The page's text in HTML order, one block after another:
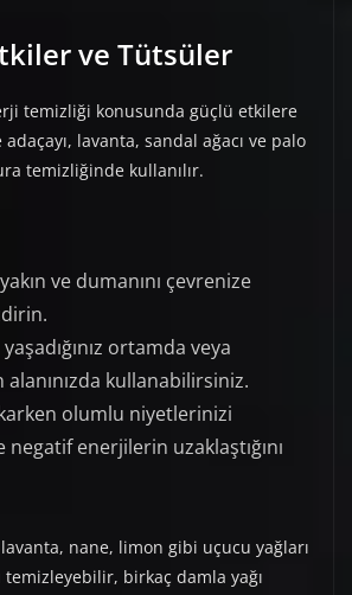
ve Tütsüler
temizliği konusunda güçlü etkilere
lavanta, sandal ağacı ve palo
temizliğinde kullanılır.
ve dumanını çevrenize
ortamda veya
kullanabilirsiniz.
olumlu niyetlerinizi
negatif enerjilerin uzaklaştığını
nane, limon gibi uçucu yağları
temizleyebilir, birkaç damla yağı